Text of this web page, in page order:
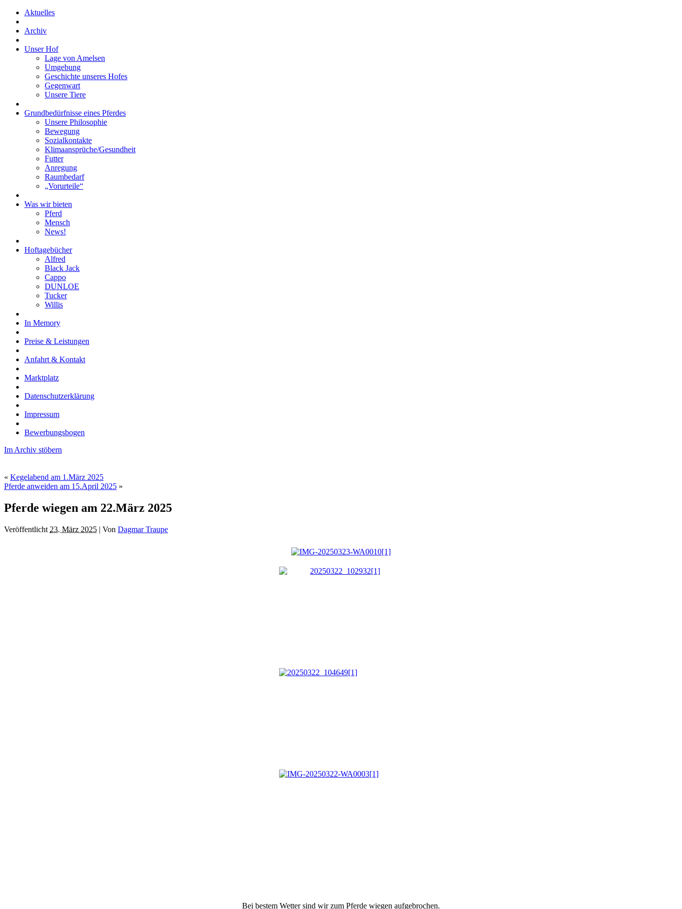
Aktuelles
Archiv
Unser Hof
Lage von Amelsen
Umgebung
Geschichte unseres Hofes
Gegenwart
Unsere Tiere
Grundbedürfnisse eines Pferdes
Unsere Philosophie
Bewegung
Sozialkontakte
Klimaansprüche/Gesundheit
Futter
Anregung
Raumbedarf
„Vorurteile“
Was wir bieten
Pferd
Mensch
News!
Hoftagebücher
Alfred
Black Jack
Cappo
DUNLOE
Tucker
Willis
In Memory
Preise & Leistungen
Anfahrt & Kontakt
Marktplatz
Datenschutzerklärung
Impressum
Bewerbungsbogen
Im Archiv stöbern
« Kegelabend am 1.März 2025
Pferde anweiden am 15.April 2025 »
Pferde wiegen am 22.März 2025
Veröffentlicht 23. März 2025 | Von Dagmar Traupe
Bei bestem Wetter sind wir zum Pferde wiegen aufgebrochen.